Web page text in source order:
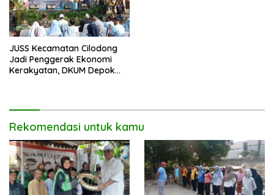
JUSS Kecamatan Cilodong
Jadi Penggerak Ekonomi
Kerakyatan, DKUM Depok
Rekomendasi untuk kamu